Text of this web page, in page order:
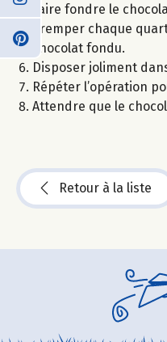
Faire fondre le
Tremper chaque
chocolat fondu.
Disposer joliment
Répéter l’opération
Attendre que le
Retour à la liste